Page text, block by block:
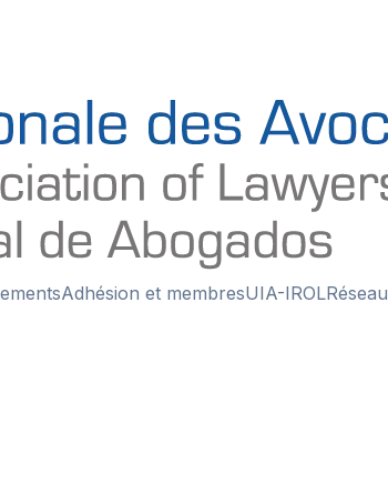
Adhésion et membresUIA-IROLRéseau